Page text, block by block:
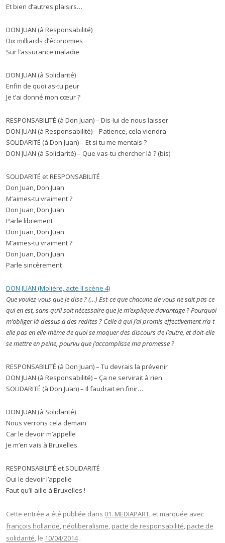
Et bien d’autres plaisirs…
DON JUAN (à Responsabilité)
Dix milliards d’économies
Sur l’assurance maladie
DON JUAN (à Solidarité)
Enfin de quoi as-tu peur
Je t’ai donné mon cœur ?
RESPONSABILITÉ (à Don Juan) – Dis-lui de nous laisser
DON JUAN (à Responsabilité) – Patience, cela viendra
SOLIDARITÉ (à Don Juan) – Et si tu me mentais ?
DON JUAN (à Solidarité) – Que vas-tu chercher là ? (bis)
SOLIDARITÉ et RESPONSABILITÉ
Don Juan, Don Juan
M’aimes-tu vraiment ?
Don Juan, Don Juan
Parle librement
Don Juan, Don Juan
M’aimes-tu vraiment ?
Don Juan, Don Juan
Parle sincèrement
DON JUAN (Molière, acte II scène 4)
Que voulez-vous que je dise ? (…) Est-ce que chacune de vous ne sait pas ce
qui en est, sans qu’il soit nécessaire que je m’explique davantage ? Pourquoi
m’obliger là-dessus à des redites ? Celle à qui j’ai promis effectivement n’a-t-
elle pas en elle-même de quoi se moquer des discours de l’autre, et doit-elle
se mettre en peine, pourvu que j’accomplisse ma promesse ?
RESPONSABILITÉ (à Don Juan) – Tu devrais la prévenir
DON JUAN (à Responsabilité) – Ça ne servirait à rien
SOLIDARITÉ (à Don Juan) – Il faudrait en finir…
DON JUAN (à Solidarité)
Nous verrons cela demain
Car le devoir m’appelle
Je m’en vais à Bruxelles.
RESPONSABILITÉ et SOLIDARITÉ
Oui le devoir l’appelle
Faut qu’il aille à Bruxelles !
Cette entrée a été publiée dans 01. MEDIAPART, et marquée avec
françois hollande, néoliberalisme, pacte de responsabilité, pacte de
solidarité, le 10/04/2014 .